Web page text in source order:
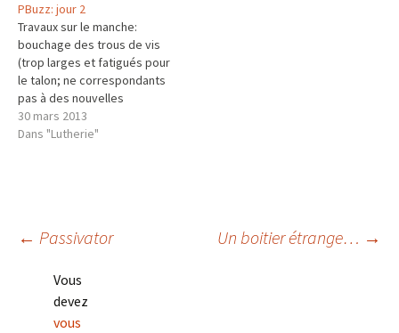
10 mars, 3 dates payantes
qui vont suivre derrière). En
faisant le tour de mon
"atelier" (garage…
PBuzz: jour 2
Travaux sur le manche:
bouchage des trous de vis
(trop larges et fatigués pour
le talon; ne correspondants
pas à des nouvelles
mécaniques pour la tête:
Une autre particularité de ce
30 mars 2013
Dans "Lutherie"
Navigation
des
← Passivator Un boitier étrange… →
Vous
devez
vous